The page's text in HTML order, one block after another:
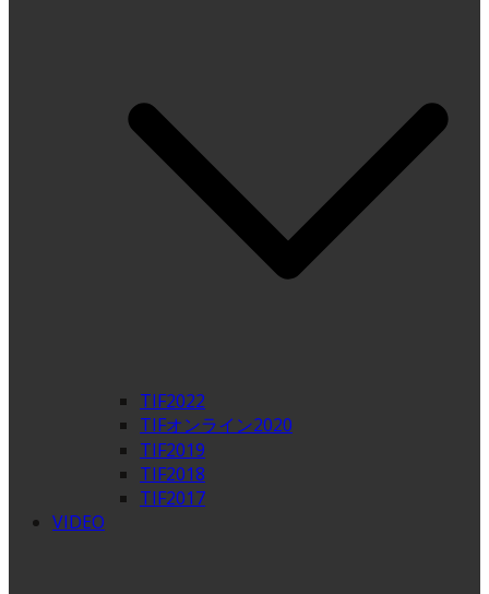
TIF2022
TIFオンライン2020
TIF2019
TIF2018
TIF2017
VIDEO